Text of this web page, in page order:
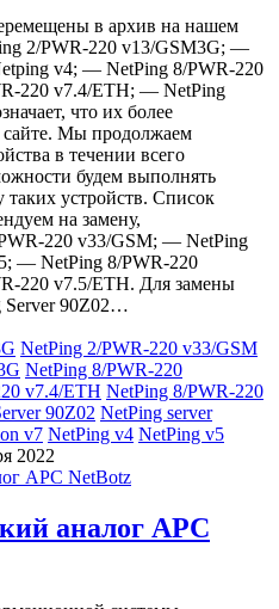
в архив на нашем
2/PWR-220 v13/GSM3G; —
v4; — NetPing 8/PWR-220
220 v7.4/ETH; — NetPing
что их более
Мы продолжаем
в течении всего
будем выполнять
устройств. Список
на замену,
220 v33/GSM; — NetPing
— NetPing 8/PWR-220
220 v7.5/ETH. Для замены
Server 90Z02…
NetPing 2/PWR-220 v33/GSM
NetPing 8/PWR-220
v7.4/ETH NetPing 8/PWR-220
90Z02 NetPing server
v7 NetPing v4 NetPing v5
2022
аналог APC